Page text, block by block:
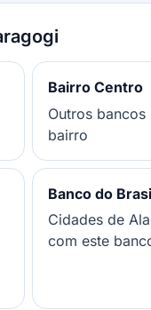
Bairro Centro
Outros bancos
bairro
Banco do
Cidades de
com este